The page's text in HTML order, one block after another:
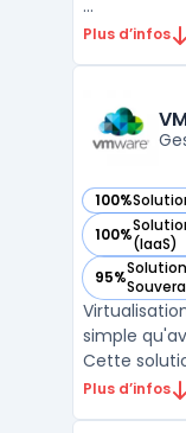
...
Plus d’infos
100%
— voir
100%(IaaS)
— voir
95%
— voir
simple
Cette
aux
Plus d’infos